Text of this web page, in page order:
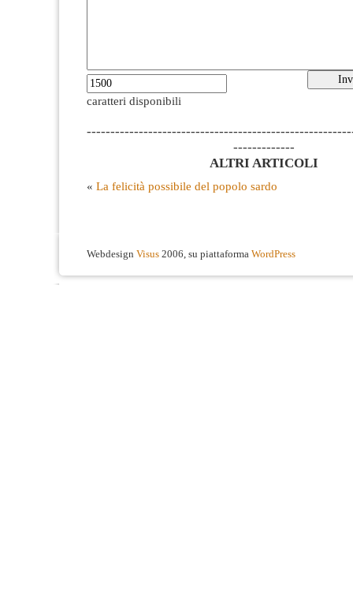
caratteri disponibili
-------------
ALTRI ARTICOLI
« La felicità possibile del popolo sardo
Webdesign Visus 2006, su piattaforma WordPress